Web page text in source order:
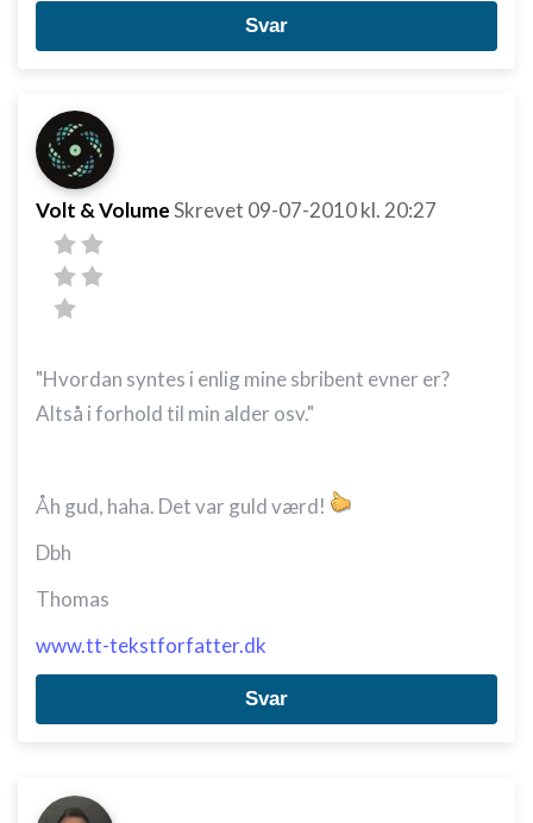
Svar
Volt & VolumeSkrevet 09-07-2010kl. 20:27
"Hvordan syntes i enlig mine sbribent evner er?
Altså i forhold til min alder osv."
Åh gud, haha. Det var guld værd!
Dbh
Thomas
www.tt-tekstforfatter.dk
Svar